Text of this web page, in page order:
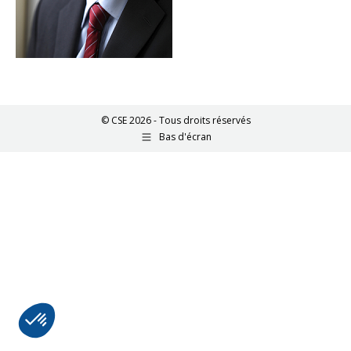
© CSE 2026 - Tous droits réservés
Bas d'écran